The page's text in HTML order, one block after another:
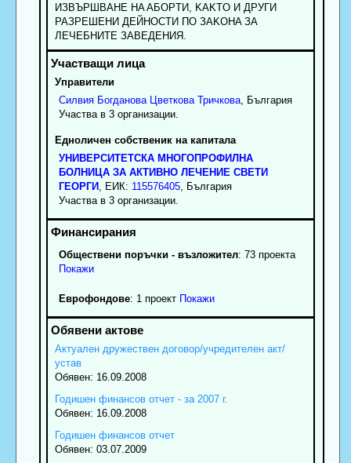
ИЗBЪPШBAHE HA AБOPTИ, KAKTO И ДPУГИ
PAЗPEШEHИ ДEЙHOCTИ ПO ЗAKOHA ЗA
ЛEЧEБHИTE ЗABEДEHИЯ.
Управители
Силвия Богданова Цветкова Тричкова, България
Участва в 3 организации.
Едноличен собственик на капитала
УНИВЕРСИТЕТСКА МНОГОПРОФИЛНА
БОЛНИЦА ЗА АКТИВНО ЛЕЧЕНИЕ СВЕТИ
ГЕОРГИ, ЕИК: 115576405, България
Участва в 3 организации.
Обществени поръчки - възложител: 73 проекта
Покажи
Еврофондове: 1 проект Покажи
Актуален дружествен договор/учредителен акт/
устав
Обявен: 16.09.2008
Годишен финансов отчет - за 2007 г.
Обявен: 16.09.2008
Годишен финансов отчет
Обявен: 03.07.2009